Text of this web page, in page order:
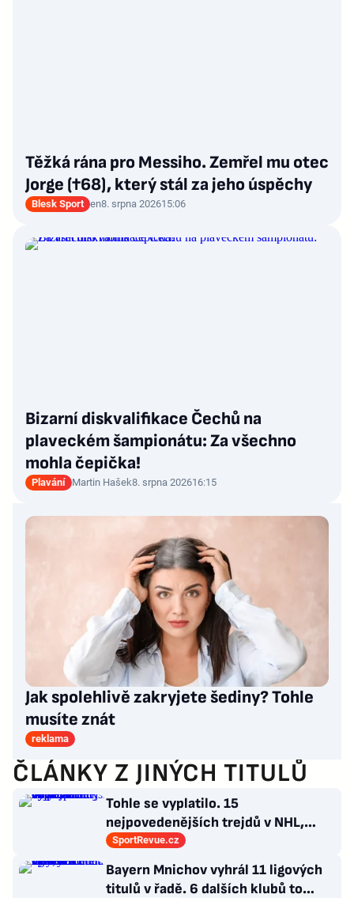
Těžká rána pro Messiho. Zemřel mu otec
Jorge (†68), který stál za jeho úspěchy
Blesk Sport en8. srpna 202615:06
Bizarní diskvalifikace Čechů na
plaveckém šampionátu: Za všechno
mohla čepička!
Plavání Martin Hašek8. srpna 202616:15
Jak spolehlivě zakryjete šediny? Tohle
musíte znát
reklama
ČLÁNKY Z JINÝCH TITULŮ
Tohle se vyplatilo. 15
nejpovedenějších trejdů v NHL,
které byly upečeny na poslední
SportRevue.cz
Bayern Mnichov vyhrál 11 ligových
titulů v řadě. 6 dalších klubů to